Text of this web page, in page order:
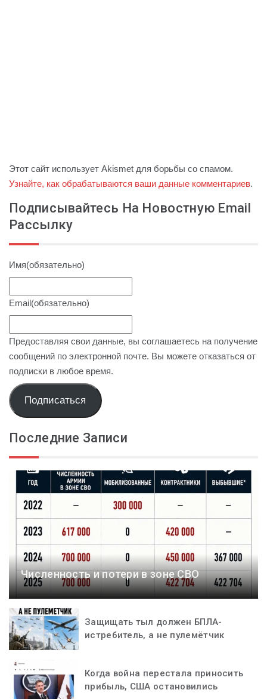
Этот сайт использует Akismet для борьбы со спамом.
Узнайте, как обрабатываются ваши данные комментариев.
Подписывайтесь На Новостную Email
Рассылку
Имя(обязательно)
Email(обязательно)
Предоставляя свои данные, вы соглашаетесь на получение
сообщений по электронной почте. Вы можете отказаться от
подписки в любое время.
Подписаться
Последние Записи
Численность и потери в зоне СВО
Защищать тыл должен БПЛА-
истребитель, а не пулемётчик
Когда война перестала приносить
прибыль, США остановились